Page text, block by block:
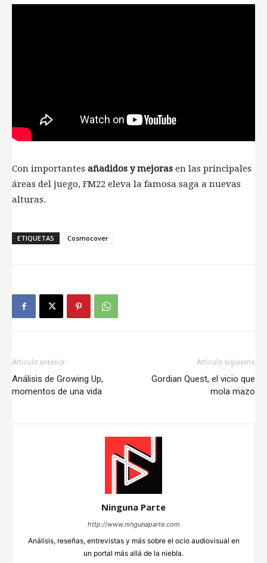
Con importantes añadidos y mejoras en las principales
áreas del juego, FM22 eleva la famosa saga a nuevas
alturas.
ETIQUETAS Cosmocover
Artículo anterior
Análisis de Growing Up,
momentos de una vida
Artículo siguiente
Gordian Quest, el vicio que
mola mazo
Ninguna Parte
http://www.ningunaparte.com
Análisis, reseñas, entrevistas y más sobre el ocio audiovisual en
un portal más allá de la niebla.